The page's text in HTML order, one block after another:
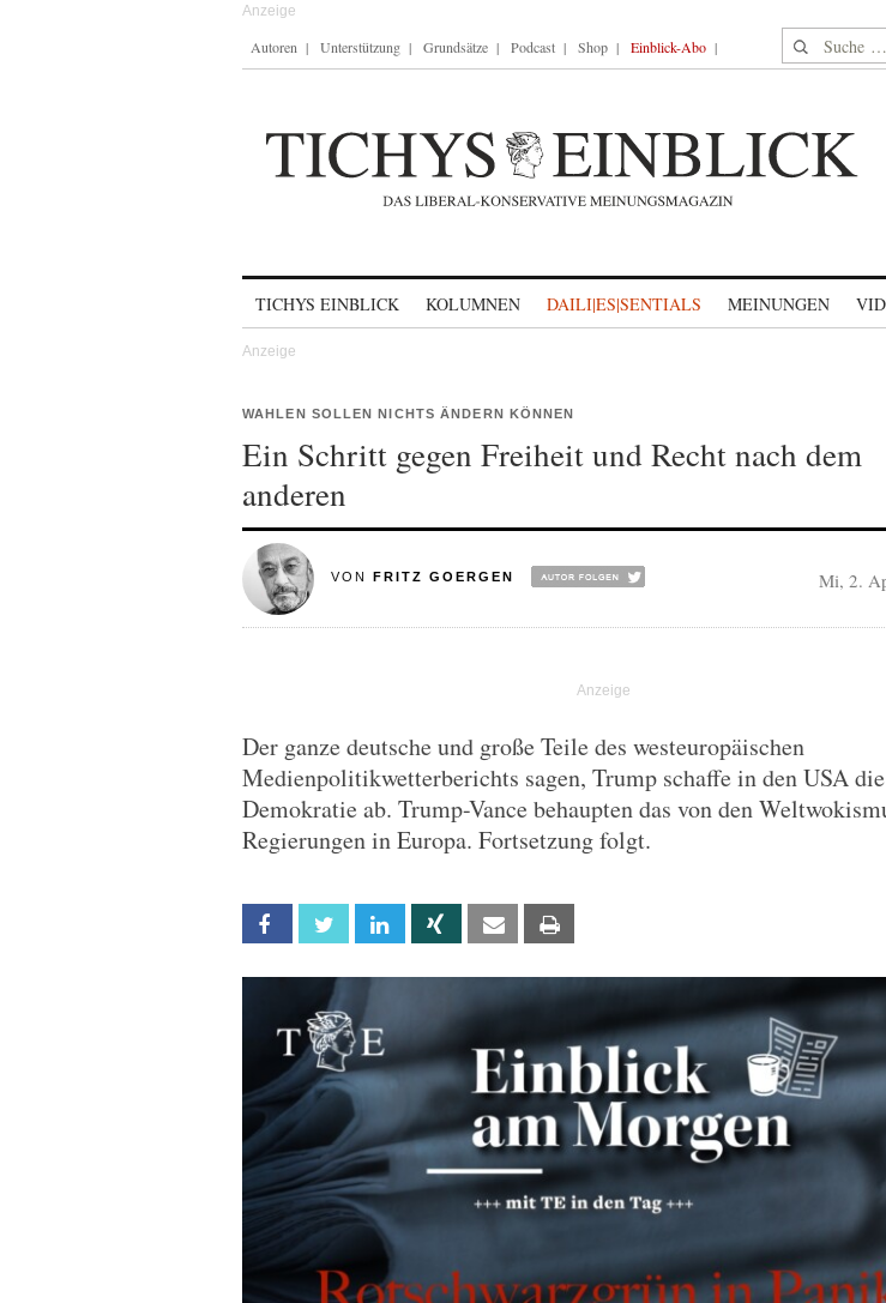
Autoren Unterstützung Grundsätze Podcast Shop Einblick-Abo Suche nach:
TICHYS EINBLICK KOLUMNEN DAILI|ES|SENTIALS MEINUNGEN
WAHLEN SOLLEN NICHTS ÄNDERN KÖNNEN
Ein Schritt gegen Freiheit und Recht nach dem
anderen
VON FRITZ GOERGEN Mi, 2.
Der ganze deutsche und große Teile des westeuropäischen
Medienpolitikwetterberichts sagen, Trump schaffe in den USA die
Demokratie ab. Trump-Vance behaupten das von den
Regierungen in Europa. Fortsetzung folgt.
Facebook Twitter Linkedin Xing Email